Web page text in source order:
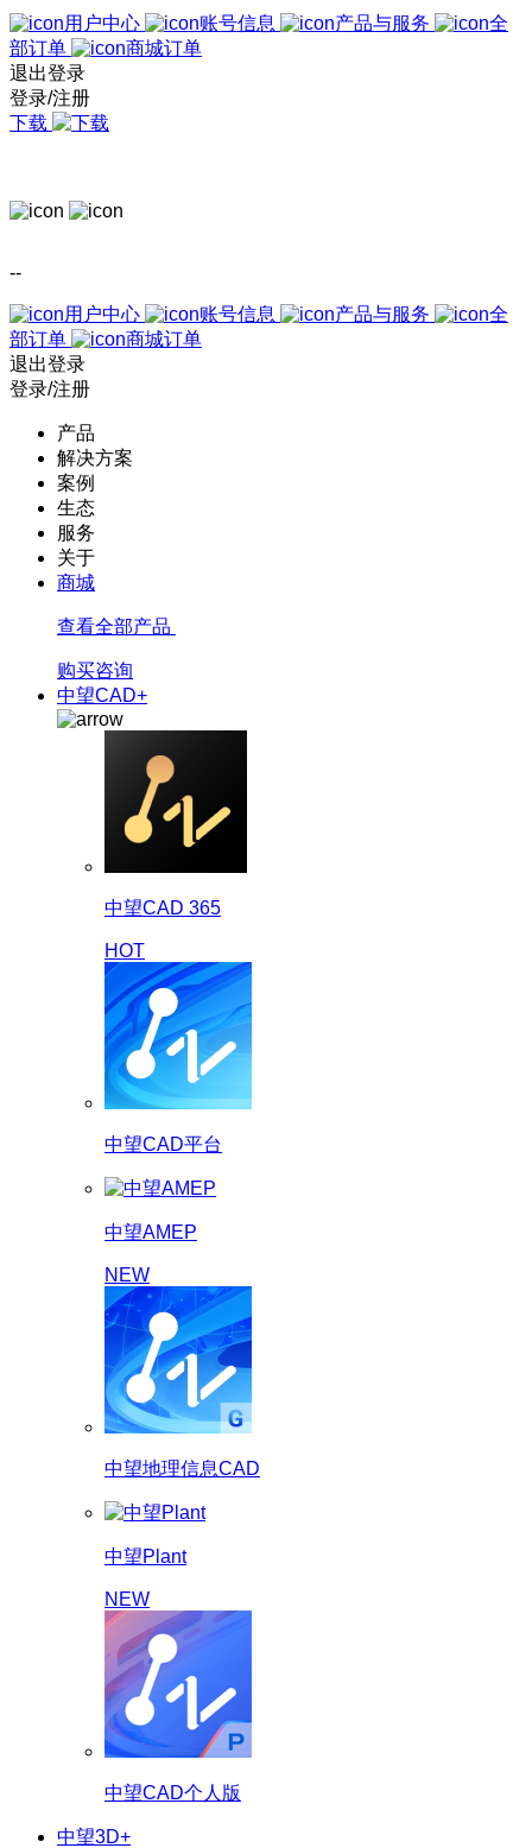
用户中心 账号信息 产品与服务
全
部订单
商城订单
退出登录
登录/注册
下载
--
用户中心 账号信息 产品与服务
全
部订单
商城订单
退出登录
登录/注册
产品
解决方案
案例
生态
服务
关于
商城
查看全部产品
购买咨询
中望CAD+
中望CAD 365
HOT
中望CAD平台
中望AMEP
NEW
中望地理信息CAD
中望Plant
NEW
中望CAD个人版
中望3D+